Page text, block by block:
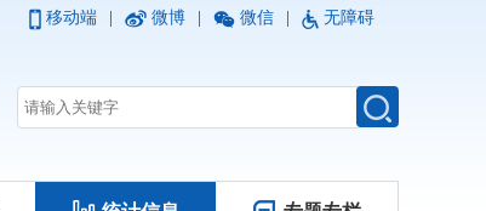
移动端 微博 微信 无障碍